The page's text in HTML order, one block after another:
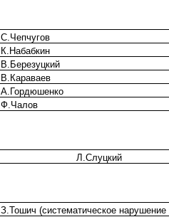
С.Чепчугов
К.Набабкин
В.Березуцкий
В.Караваев
А.Гордюшенко
Ф.Чалов
Л.Слуцкий
З.Тошич (систематическое нарушение